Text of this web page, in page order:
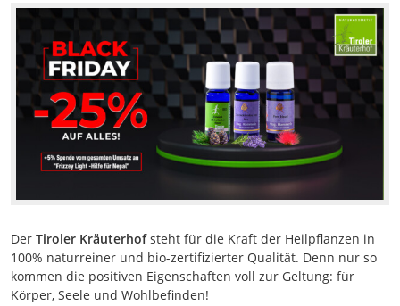
Der Tiroler Kräuterhofsteht für die Kraft der Heilpflanzen in
100% naturreiner und bio-zertifizierter Qualität. Denn nur so
kommen die positiven Eigenschaften voll zur Geltung: für
Körper, Seele und Wohlbefinden!